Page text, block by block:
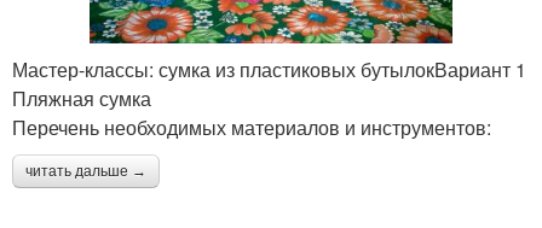
Мастер-классы: сумка из пластиковых бутылокВариант 1
Пляжная сумка
Перечень необходимых материалов и инструментов:
читать дальше →